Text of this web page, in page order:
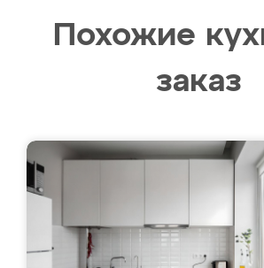
Похожие
заказ